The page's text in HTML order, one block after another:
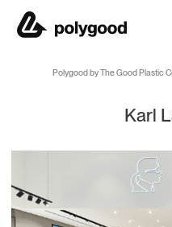
Polygood by The Good Plastic
Karl